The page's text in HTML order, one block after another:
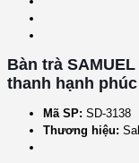
Bàn trà
thanh hạnh phúc
Mã SP: SD-3138
Thương hiệu: